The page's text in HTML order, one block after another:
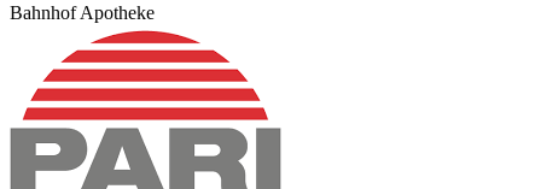
Bahnhof Apotheke